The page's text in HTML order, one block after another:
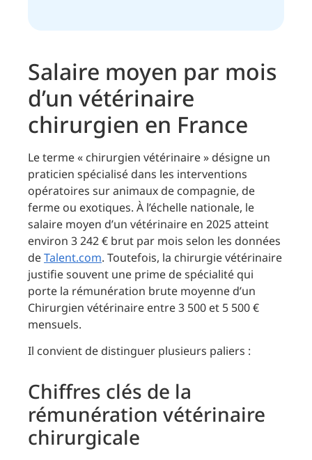
Salaire moyen par mois
d’un vétérinaire
chirurgien en France
Le terme « chirurgien vétérinaire » désigne un
praticien spécialisé dans les interventions
opératoires sur animaux de compagnie, de
ferme ou exotiques. À l’échelle nationale, le
salaire moyen d’un vétérinaire en 2025 atteint
environ 3 242 € brut par mois selon les données
deTalent.com. Toutefois, la chirurgie vétérinaire
justifie souvent une prime de spécialité qui
porte la rémunération brute moyenne d’un
Chirurgien vétérinaire entre 3 500 et 5 500 €
mensuels.
Il convient de distinguer plusieurs paliers :
Chiffres clés de la
rémunération vétérinaire
chirurgicale